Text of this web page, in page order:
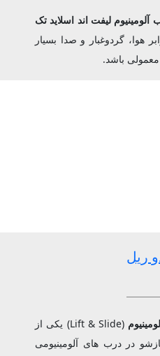
آلومینیوم لیفت اند اسلاید تک
هوا، گردوغبار و صدا بسیار
باشد.
ریل
(Lift & Slide) یکی از
در درب ‌های آلومینیومی